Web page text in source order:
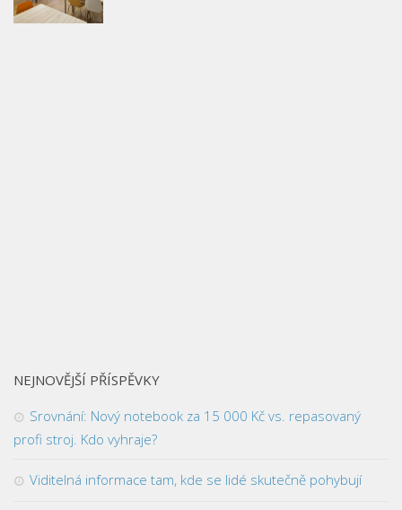
NEJNOVĚJŠÍ PŘÍSPĚVKY
Srovnání: Nový notebook za 15 000 Kč vs. repasovaný
profi stroj. Kdo vyhraje?
Viditelná informace tam, kde se lidé skutečně pohybují